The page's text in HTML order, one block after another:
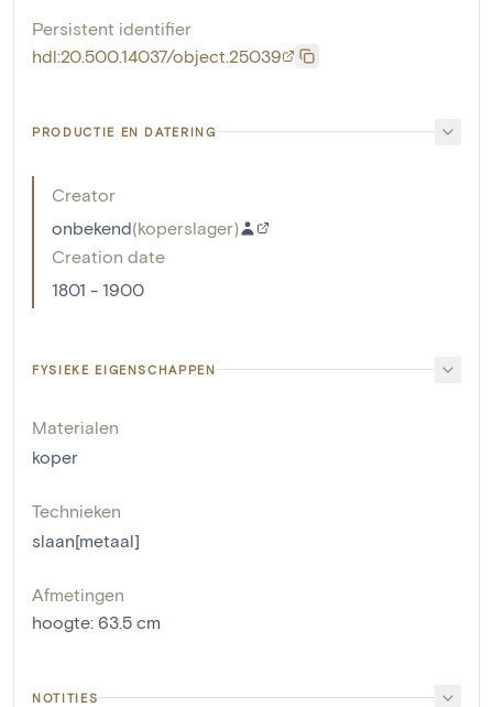
Persistent identifier
hdl:20.500.14037/object.25039
PRODUCTIE EN DATERING
Creator
onbekend(koperslager)
Creation date
1801 - 1900
FYSIEKE EIGENSCHAPPEN
Materialen
koper
Technieken
slaan[metaal]
Afmetingen
hoogte: 63.5 cm
NOTITIES